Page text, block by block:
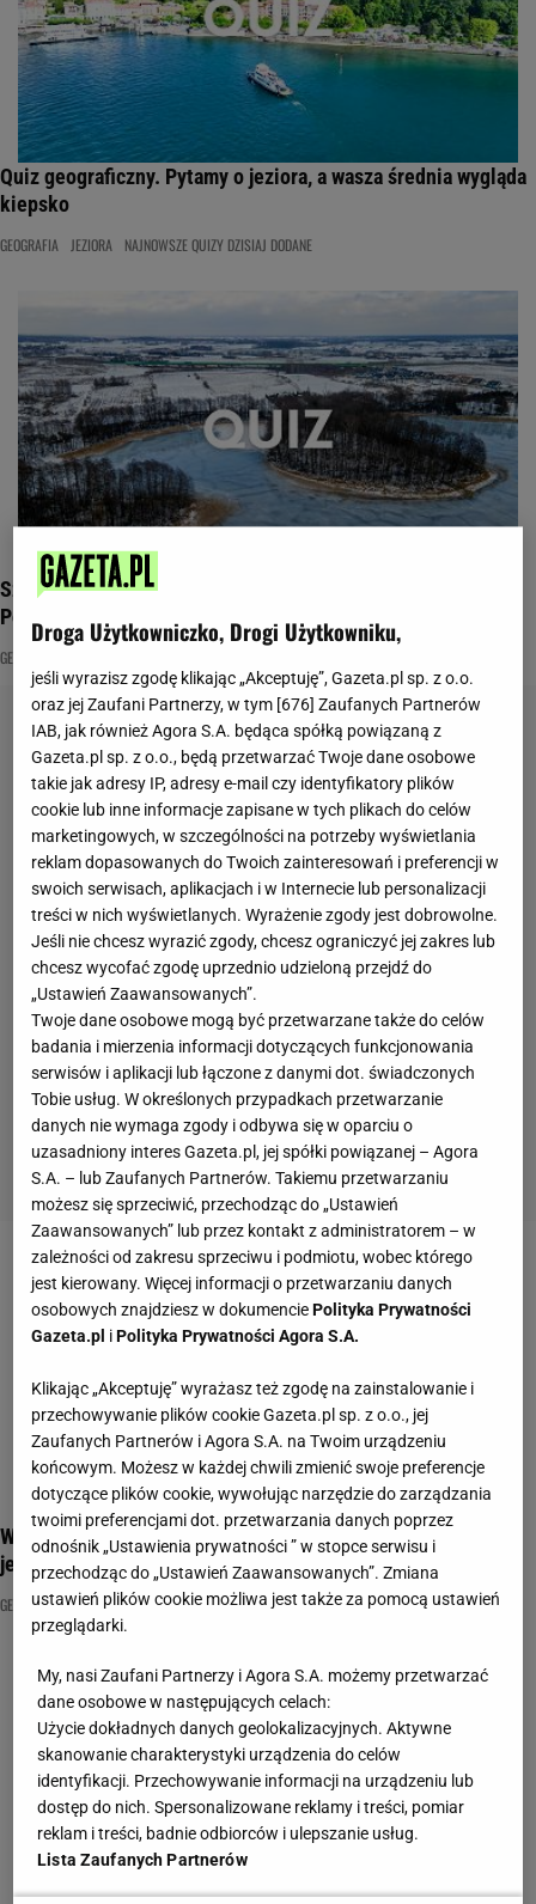
Quiz geograficzny. Pytamy o jeziora, a wasza średnia wygląda
kiepsko
GEOGRAFIA JEZIORA NAJNOWSZE QUIZY DZISIAJ DODANE
Szybki quiz geograficzny o polskich rzekach i jeziorach.
Pobijesz 7/11?
GEOGRAFIA POLSKI
Wyjątkowy quiz geograficzny. Ile wiesz o morzach, rzekach i
jeziorach?
GEOGRAFIA JEZIORA NAJNOWSZE QUIZY DZISIAJ DODANE
Droga Użytkowniczko, Drogi Użytkowniku,
jeśli wyrazisz zgodę klikając „Akceptuję”, Gazeta.pl sp. z o.o.
oraz jej Zaufani Partnerzy, w tym [ 676 ] Zaufanych Partnerów
IAB, jak również Agora S.A. będąca spółką powiązaną z
Gazeta.pl sp. z o.o., będą przetwarzać Twoje dane osobowe
takie jak adresy IP, adresy e-mail czy identyfikatory plików
cookie lub inne informacje zapisane w tych plikach do celów
marketingowych, w szczególności na potrzeby wyświetlania
reklam dopasowanych do Twoich zainteresowań i preferencji w
swoich serwisach, aplikacjach i w Internecie lub personalizacji
treści w nich wyświetlanych. Wyrażenie zgody jest dobrowolne.
Jeśli nie chcesz wyrazić zgody, chcesz ograniczyć jej zakres lub
chcesz wycofać zgodę uprzednio udzieloną przejdź do
„Ustawień Zaawansowanych”.
Twoje dane osobowe mogą być przetwarzane także do celów
badania i mierzenia informacji dotyczących funkcjonowania
serwisów i aplikacji lub łączone z danymi dot. świadczonych
Tobie usług. W określonych przypadkach przetwarzanie
danych nie wymaga zgody i odbywa się w oparciu o
uzasadniony interes Gazeta.pl, jej spółki powiązanej – Agora
S.A. – lub Zaufanych Partnerów. Takiemu przetwarzaniu
możesz się sprzeciwić, przechodząc do „Ustawień
Zaawansowanych” lub przez kontakt z administratorem – w
zależności od zakresu sprzeciwu i podmiotu, wobec którego
jest kierowany. Więcej informacji o przetwarzaniu danych
osobowych znajdziesz w dokumencie Polityka Prywatności
Gazeta.pl i Polityka Prywatności Agora S.A.
Klikając „Akceptuję” wyrażasz też zgodę na zainstalowanie i
przechowywanie plików cookie Gazeta.pl sp. z o.o., jej
Zaufanych Partnerów i Agora S.A. na Twoim urządzeniu
końcowym. Możesz w każdej chwili zmienić swoje preferencje
dotyczące plików cookie, wywołując narzędzie do zarządzania
twoimi preferencjami dot. przetwarzania danych poprzez
odnośnik „Ustawienia prywatności ” w stopce serwisu i
przechodząc do „Ustawień Zaawansowanych”. Zmiana
ustawień plików cookie możliwa jest także za pomocą ustawień
przeglądarki.
My, nasi Zaufani Partnerzy i Agora S.A. możemy przetwarzać
dane osobowe w następujących celach:
Użycie dokładnych danych geolokalizacyjnych. Aktywne
skanowanie charakterystyki urządzenia do celów
identyfikacji. Przechowywanie informacji na urządzeniu lub
dostęp do nich. Spersonalizowane reklamy i treści, pomiar
reklam i treści, badnie odbiorców i ulepszanie usług.
Lista Zaufanych Partnerów